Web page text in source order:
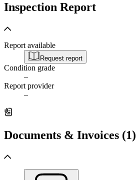
Inspection Report
Report available
Request report
Condition grade
–
Report provider
–
Documents & Invoices (1)